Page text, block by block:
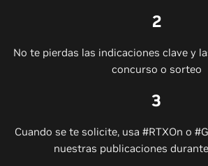
2
No te pierdas las indicaciones clave y
concurso o sorteo
3
Cuando se te solicite, usa #RTXOn o
nuestras publicaciones